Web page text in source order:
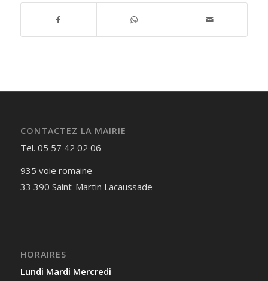
CONTACTEZ LA MAIRIE
Tel. 05 57 42 02 06
935 voie romaine
33 390 Saint-Martin Lacaussade
HORAIRES
Lundi Mardi Mercredi